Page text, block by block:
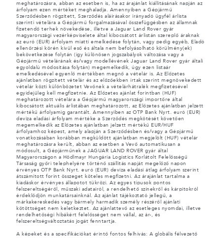
meghatározásra, abban az esetben is, ha az árajánlat kiállításának napján az
árfolyam ezen mértéket meghaladja. Amennyiben a Gépjármű
Szerződésben rögzített, Szerződés aláírásakor irányadó ügyfél árlista
szerinti vételára a Gépjármű forgalmazásával összefüggésben az államnak
fizetendő terhek növekedése, illetve a Jaguar Land Rover gyár
magyarországi vezérképviselete által kibocsátott árlistán szereplő áraknak
az euró (EUR) árfolyam miatti emelkedése folytán, vagy pedig egyéb, Eladó
ellenőrzési körén kívül eső és általa nem befolyásolható körülmény(ek)
bekövetkezése folytán (így különösen jogszabályok változása vagy a
Gépjármű vételárának és/vagy modellévének Jaguar Land Rover gyár általi
egyoldalú módosítása folytán) megemelkedik, úgy ezen listaár
emelkedésével egyenlő mértékben megnő a vételár is. Az Előzetes
ajánlatban rögzített vételár és az előzőekben írtak szerint megnövekedett
vételár közti különbözetet Vevőnek a vételárhátralék megfizetésével
egyidejűleg kell megfizetnie. Az Előzetes ajánlat forintban (HUF)
meghatározott vételára a Gépjármű magyarországi importőre által
kibocsátott aktuális árlistában meghatározott, az Előzetes ajánlatban jelzett
mértékű árfolyamig garantált. Amennyiben az OTP Bank Nyrt. euró (EUR)
deviza eladási árfolyam mértéke a Szerződés megkötését követően
megemelkedik az Előzetes ajánlatban jelzett mértékű EUR/HUF
árfolyamhoz képest, amely alapján a Szerződésben és/vagy a Gépjármű
vonatkozásában korábban megküldött ajánlatban megjelölt (HUF) vételár
meghatározásra került, abban az esetben a Vevő automatikusan a
módosult, a Gépjárműnek a JAGUAR LAND ROVER gyár által
Magyarországon a Hödlmayr Hungária Logistics Korlátolt Felelősségű
Társaság győri telephelyére történő szállítás napját megelőző napon
érvényes OTP Bank Nyrt. euró (EUR) deviza eladási átlag árfolyam szerint
átszámított forint összeget köteles megfizetni. Az árajánlat tartalma a
kiadáskor érvényes állapotot tükrözi. Az egyes típusok pontos
felszereltségéről, műszaki adatairól, a rendelhető színekről és kárpitokról
érdeklődjön munkatársainknál. Az ajánlat tájékoztató jellegű, a
márkakereskedés vagy bármely harmadik személy részéről ajánlati
kötöttséget nem keletkeztet. Az ajánlattevő az esetleges nyomdai, illetve
rendelhetőségi hibákért felelősséget nem vállal, az ár-, és
felszereltségváltoztatás jogát fenntartja.
A képeket és a specifikációkat érintő fontos felhívás: A globális félvezető